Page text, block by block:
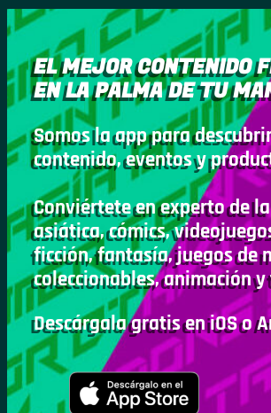
EL MEJOR CONTENIDO
EN LA PALMA DE TU
Somos la app para
contenido, eventos y
Conviértete en experto de
asiática, cómics,
ficción, fantasía, juegos de
coleccionables, animación
Descárgala gratis en iOS o